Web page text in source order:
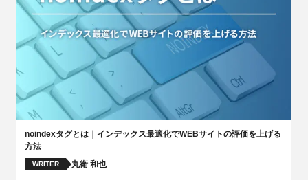
noindexタグとは｜インデックス最適化でWEBサイトの評価を上げる
方法
WRITER 丸衛 和也